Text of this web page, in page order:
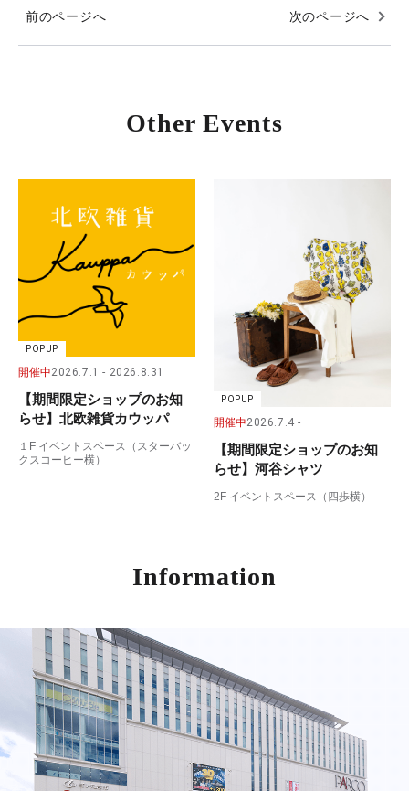
前のページへ 次のページへ
Other Events
POPUP
開催中2026.7.1 2026.8.31
【期間限定ショップのお知
らせ】北欧雑貨カウッパ
１F イベントスペース（スターバッ
クスコーヒー横）
POPUP
開催中2026.7.4
【期間限定ショップのお知
らせ】河谷シャツ
2F イベントスペース（四歩横）
Information